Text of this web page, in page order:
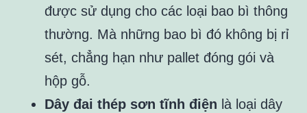
được sử dụng cho các loại bao bì thông
thường. Mà những bao bì đó không bị rỉ
sét, chẳng hạn như pallet đóng gói và
hộp gỗ.
Dây đai thép sơn tĩnh điện là loại dây